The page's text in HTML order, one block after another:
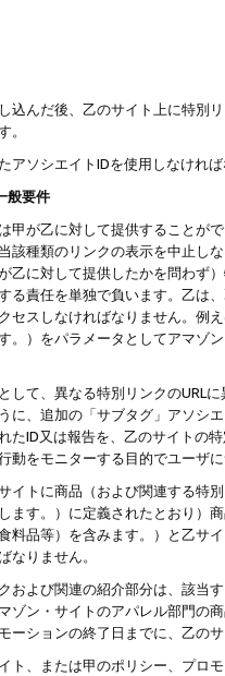
込んだ後、乙のサイト上に特別
。
アソシエイトIDを使用しなけれ
般要件
甲が乙に対して提供することが
該種類のリンクの表示を中止し
乙に対して提供したかを問わず
る責任を単独で負います。乙は
セスしなければなりません。例
。）をパラメータとしてアマゾ
して、異なる特別リンクのURL
に、追加の「サブタグ」アソシ
たID又は報告を、乙のサイトの
動をモニターする目的でユーザ
イトに商品（および関連する特
ます。）に定義されたとおり
料品等）を含みます。）と乙サ
なりません。
および関連の紹介部分は、該当
ゾン・サイトのアパレル部門の
ーションの終了日までに、乙の
ト、または甲のポリシー、プロ